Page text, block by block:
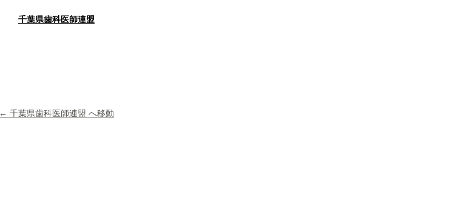
千葉県歯科医師連盟
← 千葉県歯科医師連盟 へ移動